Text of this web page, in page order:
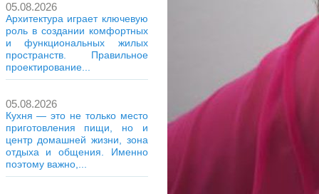
05.08.2026
Архитектура играет ключевую
роль в создании комфортных
и функциональных жилых
пространств. Правильное
проектирование...
05.08.2026
Кухня — это не только место
приготовления пищи, но и
центр домашней жизни, зона
отдыха и общения. Именно
поэтому важно,...